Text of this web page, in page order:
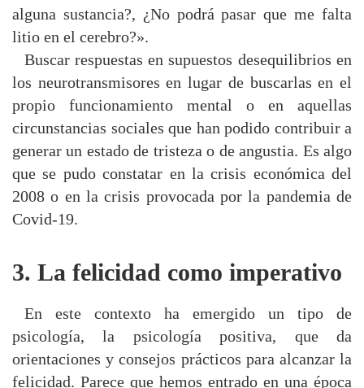
alguna sustancia?, ¿No podrá pasar que me falta
litio en el cerebro?».
Buscar respuestas en supuestos desequilibrios en
los neurotransmisores en lugar de buscarlas en el
propio funcionamiento mental o en aquellas
circunstancias sociales que han podido contribuir a
generar un estado de tristeza o de angustia. Es algo
que se pudo constatar en la crisis económica del
2008 o en la crisis provocada por la pandemia de
Covid-19.
3. La felicidad como imperativo
En este contexto ha emergido un tipo de
psicología, la psicología positiva, que da
orientaciones y consejos prácticos para alcanzar la
felicidad. Parece que hemos entrado en una época